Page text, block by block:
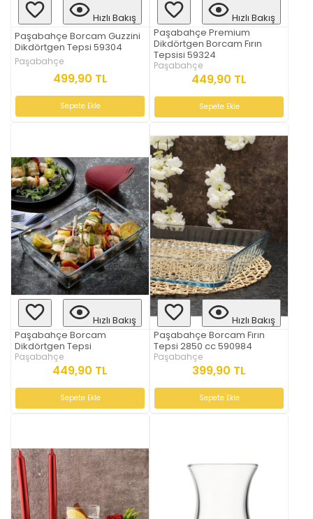
Hızlı Bakış
Paşabahçe Borcam Guzzini
Dikdörtgen Tepsi 59304
Paşabahçe
499,90 TL
Sepete Ekle
Hızlı Bakış
Paşabahçe Premium
Dikdörtgen Borcam Fırın
Tepsisi 59324
Paşabahçe
449,90 TL
Sepete Ekle
Hızlı Bakış
Paşabahçe Borcam
Dikdörtgen Tepsi
Paşabahçe
449,90 TL
Sepete Ekle
Hızlı Bakış
Paşabahçe Borcam Fırın
Tepsi 2850 cc 590984
Paşabahçe
399,90 TL
Sepete Ekle